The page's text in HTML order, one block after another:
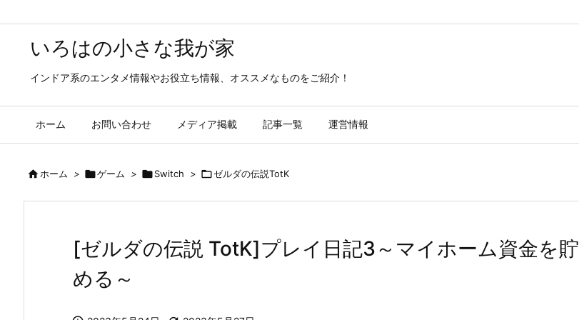
いろはの小さな我が家
インドア系のエンタメ情報やお役立ち情報、オススメなものをご紹介！
ホーム お問い合わせ メディア掲載 記事一覧 運営情報
ホーム > ゲーム > Switch > ゼルダの伝説TotK
[ゼルダの伝説 TotK]プレイ日記3～マイホーム資金を貯
める～